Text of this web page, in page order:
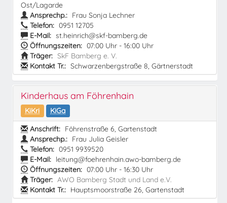
Ost/Lagarde
Ansprechp.: Frau Sonja Lechner
Telefon: 0951 12705
E-Mail: st.heinrich@skf-bamberg.de
Öffnungszeiten: 07:00 Uhr - 16:00 Uhr
Träger: SkF Bamberg e. V.
Kontakt Tr.: Schwarzenbergstraße 8, Gärtnerstadt
Kinderhaus am Föhrenhain
KiKri
KiGa
Anschrift: Föhrenstraße 6, Gartenstadt
Ansprechp.: Frau Julia Geisler
Telefon: 0951 9939520
E-Mail: leitung@foehrenhain.awo-bamberg.de
Öffnungszeiten: 07:00 Uhr - 16:30 Uhr
Träger: AWO Bamberg Stadt und Land e.V.
Kontakt Tr.: Hauptsmoorstraße 26, Gartenstadt